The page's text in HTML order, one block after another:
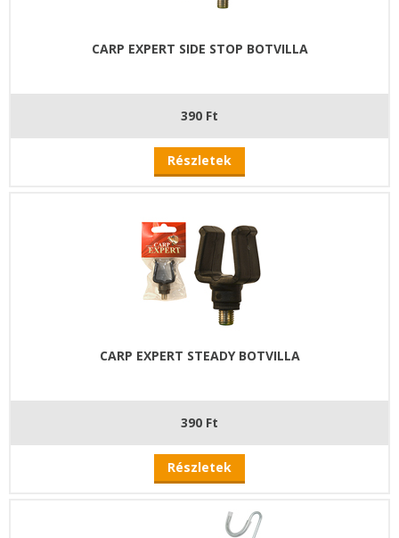
CARP EXPERT SIDE STOP BOTVILLA
390 Ft
Részletek
CARP EXPERT STEADY BOTVILLA
390 Ft
Részletek